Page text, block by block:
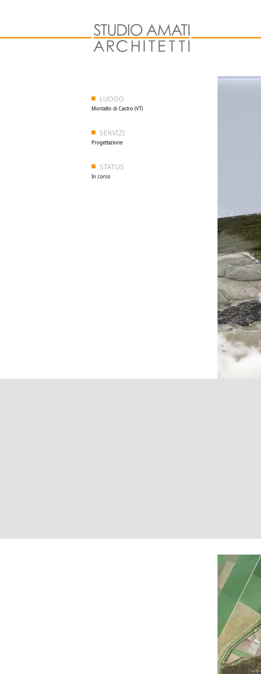
LUOGO
Montalto di Castro (VT)
SERVIZI
Progettazione
STATUS
In corso